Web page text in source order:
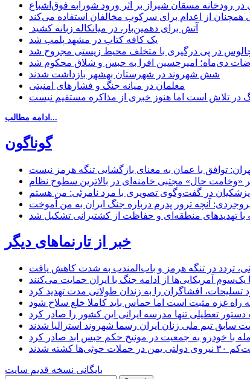
از اعدام برای سرکوب مخالفان استفاده می‌کند
آتش برای دهمین‌بار، در میانکاله زبانه کشید
یک کافه کتاب در مشهد پلمب شد
چالوس در پی درگیری با متخلف محیط زیستی مجروح شد
دی‌ماه؛ امیرحسین افرا به حبس و شلاق محکوم شد
شش شهروند در شهرستان بهشهر بازداشت شدند
معلمان در میانه جنگ و فشارهای امنیتی
تلاش است اما هنوز خبری از مذاکره مستقیم نیست
ادامه مطالب...
گوناگون
توافق با عمان به معنای بازگشایی تنگه هرمز نیست
«وخامت حال» مجتبی خامنه‌ای در بالاترین سطوح نظام
آنچه ترور پدرم درباره جنگ ایران به من آموخت
با تهدیدهای منطقه‌ای و حفاظت از کشتیرانی تشکیل شد
خبر از تارنماهای دیگر
تردد در تنگه هرمز و باب‌المندب به شدت کاهش یافت
آمریکایی‌ها از ادامه جنگ با ایران حمایت می‌کنند
افشاگران را به زندان طولانی مدت تهدید کرد
غزه مثبت است اما حماس باید کاملا خلع سلاح شود
تعطیلی تنها مدرسه ایرانی این کشور را صادر کرد
سابق تیم ملی زنان ایران رسما شهروند استرالیا شدند
با خودرو به جمعیت در مونیخ حکم حبس ابد صادر کرد
در حملات حوثی‌ها کشته شدند
بایگانی نسخه قدیم سایت